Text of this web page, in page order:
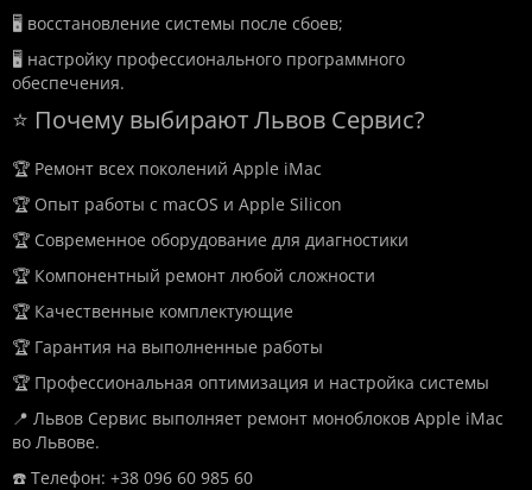
🖥️ восстановление системы после сбоев;
🖥️ настройку профессионального программного
обеспечения.
⭐ Почему выбирают Львов Сервис?
🏆 Ремонт всех поколений Apple iMac
🏆 Опыт работы с macOS и Apple Silicon
🏆 Современное оборудование для диагностики
🏆 Компонентный ремонт любой сложности
🏆 Качественные комплектующие
🏆 Гарантия на выполненные работы
🏆 Профессиональная оптимизация и настройка системы
📍 Львов Сервис выполняет ремонт моноблоков Apple iMac
во Львове.
☎️ Телефон: +38 096 60 985 60